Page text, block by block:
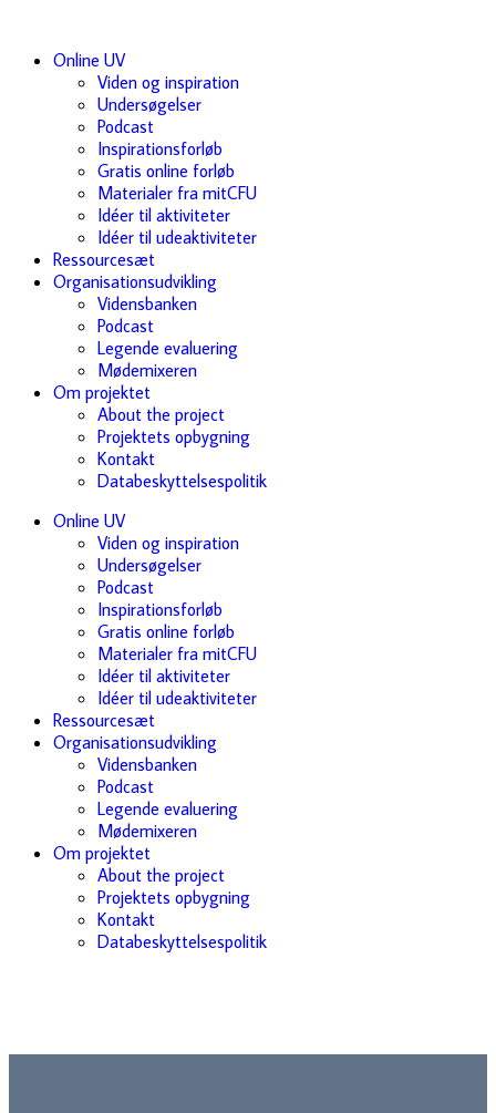
Online UV
Viden og inspiration
Undersøgelser
Podcast
Inspirationsforløb
Gratis online forløb
Materialer fra mitCFU
Idéer til aktiviteter
Idéer til udeaktiviteter
Ressourcesæt
Organisationsudvikling
Vidensbanken
Podcast
Legende evaluering
Mødemixeren
Om projektet
About the project
Projektets opbygning
Kontakt
Databeskyttelsespolitik
Online UV
Viden og inspiration
Undersøgelser
Podcast
Inspirationsforløb
Gratis online forløb
Materialer fra mitCFU
Idéer til aktiviteter
Idéer til udeaktiviteter
Ressourcesæt
Organisationsudvikling
Vidensbanken
Podcast
Legende evaluering
Mødemixeren
Om projektet
About the project
Projektets opbygning
Kontakt
Databeskyttelsespolitik